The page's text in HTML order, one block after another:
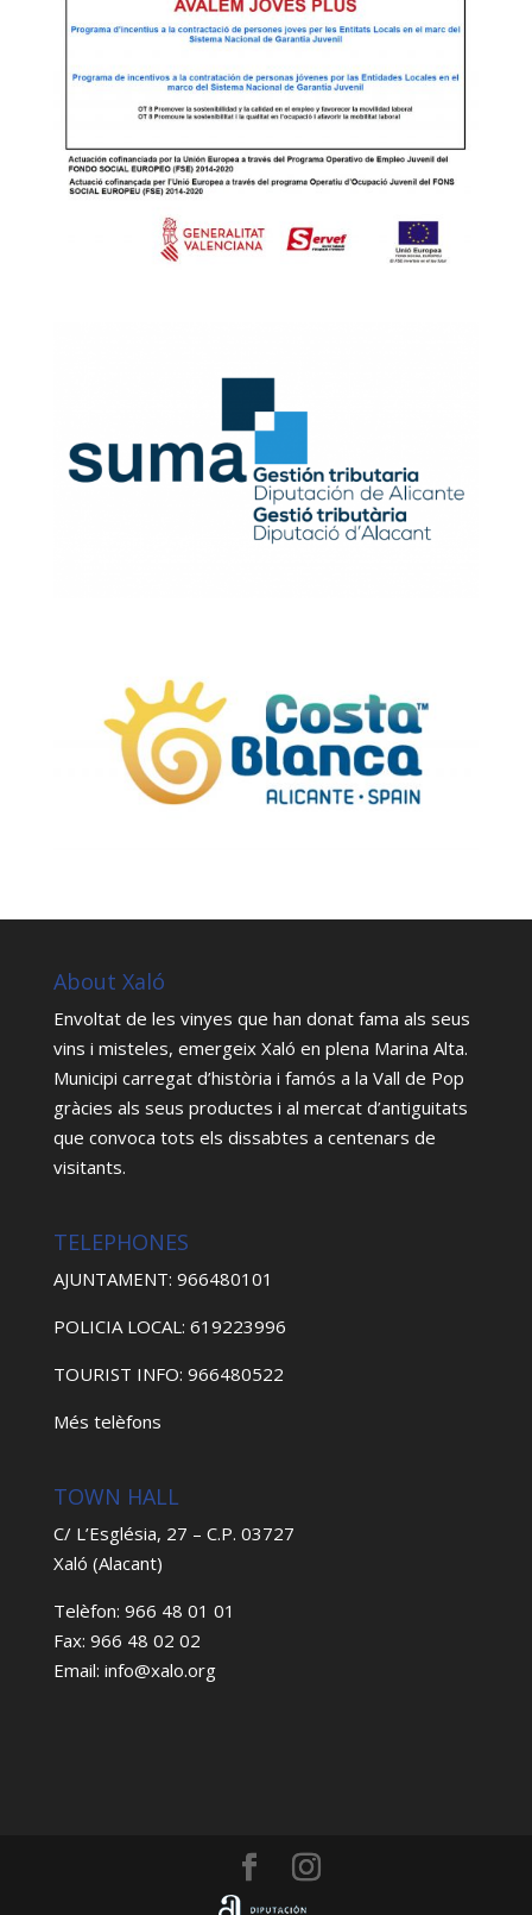
About Xaló
Envoltat de les vinyes que han donat fama als seus
vins i misteles, emergeix Xaló en plena Marina Alta.
Municipi carregat d’història i famós a la Vall de Pop
gràcies als seus productes i al mercat d’antiguitats
que convoca tots els dissabtes a centenars de
visitants.
TELEPHONES
AJUNTAMENT: 966480101
POLICIA LOCAL: 619223996
TOURIST INFO: 966480522
Més telèfons
TOWN HALL
C/ L’Església, 27 – C.P. 03727
Xaló (Alacant)
Telèfon: 966 48 01 01
Fax: 966 48 02 02
Email: info@xalo.org